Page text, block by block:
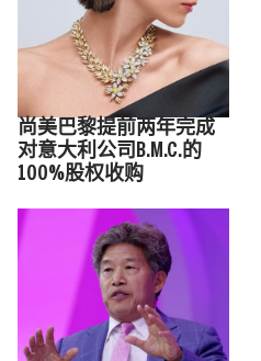
尚美巴黎提前两年完成
对意大利公司B.M.C.的
100%股权收购